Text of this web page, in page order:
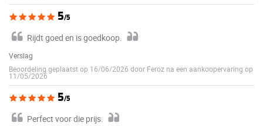
5/5
Rijdt goed en is goedkoop.
Verslag
Beoordeling geplaatst op 16/06/2026 door Feroz na een aankoopervaring op
11/05/2026
5/5
Perfect voor die prijs.